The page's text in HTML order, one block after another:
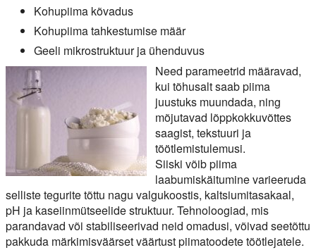
Kohupiima kõvadus
Kohupiima tahkestumise määr
Geeli mikrostruktuur ja ühenduvus
Need parameetrid määravad,
kui tõhusalt saab piima
juustuks muundada, ning
mõjutavad lõppkokkuvõttes
saagist, tekstuuri ja
töötlemistulemusi.
Siiski võib piima
laabumiskäitumine varieeruda
selliste tegurite tõttu nagu valgukoostis, kaltsiumitasakaal,
pH ja kaseiinmütseelide struktuur. Tehnoloogiad, mis
parandavad või stabiliseerivad neid omadusi, võivad seetõttu
pakkuda märkimisväärset väärtust piimatoodete töötlejatele.